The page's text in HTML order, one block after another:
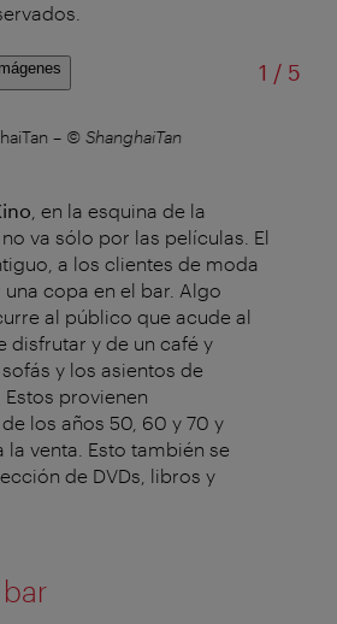
1 /de
5
– © ShanghaiTan
, en la esquina de la
va sólo por las películas. El
a los clientes de moda
copa en el bar. Algo
al público que acude al
disfrutar y de un café y
y los asientos de
provienen
los años 50, 60 y 70 y
la venta. Esto también se
de DVDs, libros y